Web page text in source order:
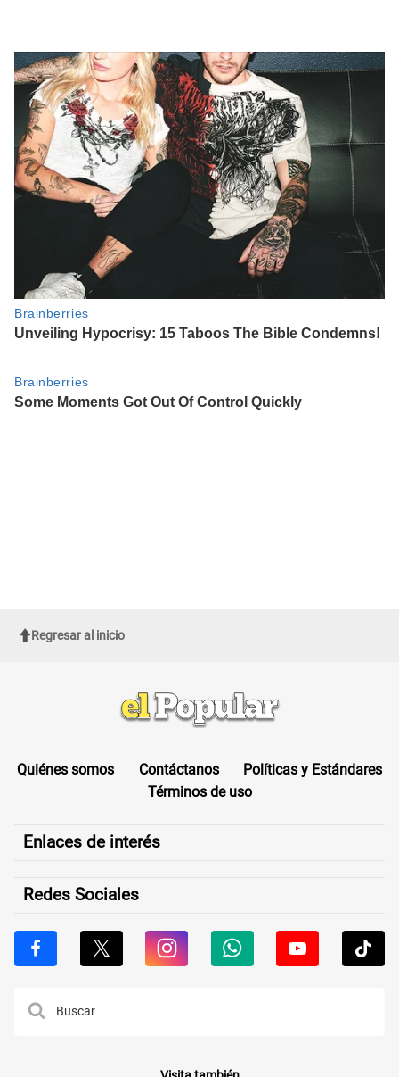
Regresar al inicio
Quiénes somos Contáctanos
Políticas y Estándares
Términos de uso
Enlaces de interés
Redes Sociales